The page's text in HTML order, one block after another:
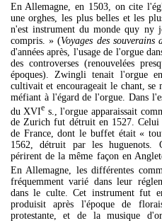
En Allemagne, en 1503, on cite
une orghes, les plus belles et les
n'est instrument du monde quy ny
compris. » (Voyages des souverains
d'années après, l'usage de l'orgue
des controverses (renouvelées
époques). Zwingli tenait l'orgue
cultivait et encourageait le chant,
méfiant à l'égard de l'orgue. Dans
du XVIe s., l'orgue apparaissait
de Zurich fut détruit en 1527. Celui
de France, dont le buffet était «
1562, détruit par les huguenots.
périrent de la même façon en
En Allemagne, les différentes
fréquemment varié dans leur
dans le culte. Cet instrument fut
produisit après l'époque de
protestante, et de la musique